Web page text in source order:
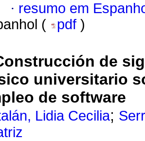
· resumo em
(
pdf )
de
universitario
de software
Lidia Cecilia;